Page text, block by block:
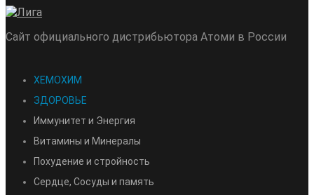
Сайт официального дистрибьютора Атоми в России
ХЕМОХИМ
ЗДОРОВЬЕ
Иммунитет и Энергия
Витамины и Минералы
Похудение и стройность
Сердце, Сосуды и память